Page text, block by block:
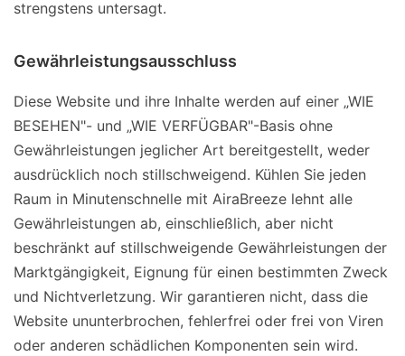
strengstens untersagt.
Gewährleistungsausschluss
Diese Website und ihre Inhalte werden auf einer „WIE
BESEHEN"- und „WIE VERFÜGBAR"-Basis ohne
Gewährleistungen jeglicher Art bereitgestellt, weder
ausdrücklich noch stillschweigend. Kühlen Sie jeden
Raum in Minutenschnelle mit AiraBreeze lehnt alle
Gewährleistungen ab, einschließlich, aber nicht
beschränkt auf stillschweigende Gewährleistungen der
Marktgängigkeit, Eignung für einen bestimmten Zweck
und Nichtverletzung. Wir garantieren nicht, dass die
Website ununterbrochen, fehlerfrei oder frei von Viren
oder anderen schädlichen Komponenten sein wird.